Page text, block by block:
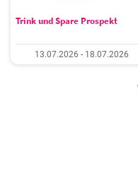
Trink und Spare Prospekt
13.07.2026 - 18.07.2026